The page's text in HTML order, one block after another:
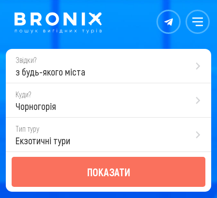
Контакты Меню
Звідки?
з будь-якого міста
Куди?
Чорногорія
Тип туру
Екзотичні тури
ПОКАЗАТИ